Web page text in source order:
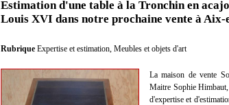
Estimation d'une table à la Tronchin en
Louis XVI dans notre prochaine vente à Aix-
Rubrique Expertise et estimation, Meubles et objets d'art
La maison de vente
Maitre Sophie
d'expertise et